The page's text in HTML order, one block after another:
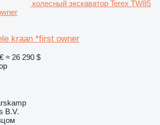
колесный экскаватор Terex TW85
kraan *first owner
≈ 26 290 $
B.V.